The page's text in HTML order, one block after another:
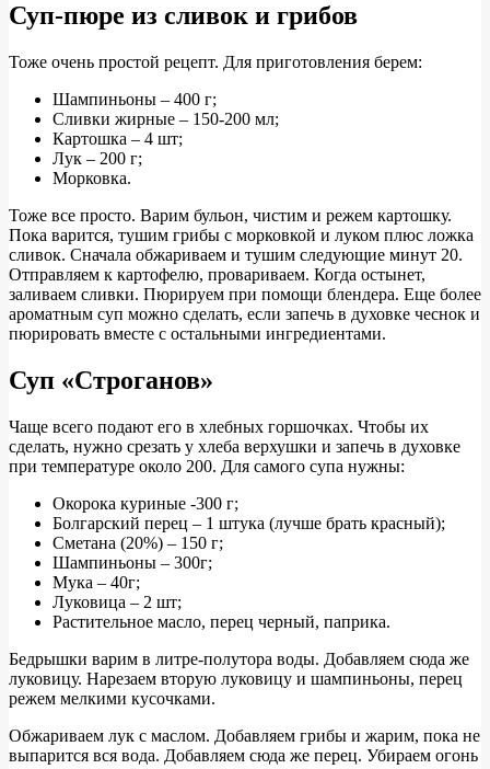
Суп-пюре из сливок и грибов
Тоже очень простой рецепт. Для приготовления берем:
Шампиньоны – 400 г;
Сливки жирные – 150-200 мл;
Картошка – 4 шт;
Лук – 200 г;
Морковка.
Тоже все просто. Варим бульон, чистим и режем картошку.
Пока варится, тушим грибы с морковкой и луком плюс ложка
сливок. Сначала обжариваем и тушим следующие минут 20.
Отправляем к картофелю, провариваем. Когда остынет,
заливаем сливки. Пюрируем при помощи блендера. Еще более
ароматным суп можно сделать, если запечь в духовке чеснок и
пюрировать вместе с остальными ингредиентами.
Суп «Строганов»
Чаще всего подают его в хлебных горшочках. Чтобы их
сделать, нужно срезать у хлеба верхушки и запечь в духовке
при температуре около 200. Для самого супа нужны:
Окорока куриные -300 г;
Болгарский перец – 1 штука (лучше брать красный);
Сметана (20%) – 150 г;
Шампиньоны – 300г;
Мука – 40г;
Луковица – 2 шт;
Растительное масло, перец черный, паприка.
Бедрышки варим в литре-полутора воды. Добавляем сюда же
луковицу. Нарезаем вторую луковицу и шампиньоны, перец
режем мелкими кусочками.
Обжариваем лук с маслом. Добавляем грибы и жарим, пока не
выпарится вся вода. Добавляем сюда же перец. Убираем огонь